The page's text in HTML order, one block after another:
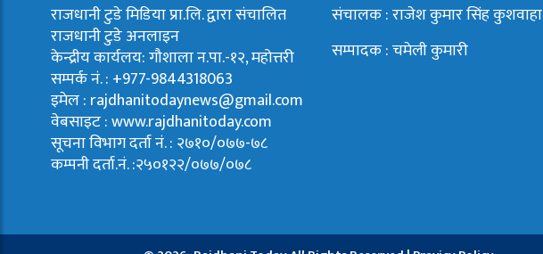
राजधानी टुडे मिडिया प्रा.लि. द्वारा संचालित
राजधानी टुडे अनलाइन
केन्द्रीय कार्यलय: गौशाला न.पा.-१२, महोत्तरी
सम्पर्क नं. : +977-9844318063
इमेल : rajdhanitodaynews@gmail.com
वेबसाइट : www.rajdhanitoday.com
सूचना विभाग दर्ता नं. : २७१०/०७७-७८
कम्पनी दर्ता.नं. :२५०१२२/०७७/०७८
संचालक : राजेश कुमार सिंह कुशवाहा
सम्पादक : चमेली कुमारी